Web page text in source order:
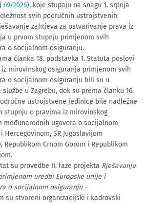
69/2026), koje stupaju na snagu 1. srpnja
svih područnih ustrojstvenih
zahtjeva za ostvarivanje prava iz
u prvom stupnju primjenom svih
o socijalnom osiguranju.
članka 18. podstavka 1. Statuta poslovi
mirovinskog osiguranja primjenom svih
o socijalnom osiguranju bili su u
u Zagrebu, dok su prema članku 16.
ustrojstvene jedinice bile nadležne
stupnju o pravima iz mirovinskog
međunarodnih ugovora o socijalnom
Hercegovinom, SR Jugoslavijom
Republikom Crnom Gorom i Republikom
su provedbe II. faze projekta Rješavanje
uredbi Europske unije i
o socijalnom osiguranju -
su stvoreni organizacijski i kadrovski